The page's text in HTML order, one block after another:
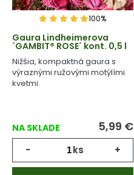
100%
Gaura Lindheimerova
´GAMBIT® ROSE´ kont. 0,5 l
Nižšia, kompaktná gaura s
výraznými ružovými motýlími
kvetmi.
NA SKLADE 5,99 €
- ks +